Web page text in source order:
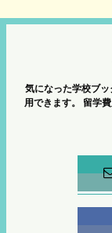
気になった学校ブ
用できます。
留学